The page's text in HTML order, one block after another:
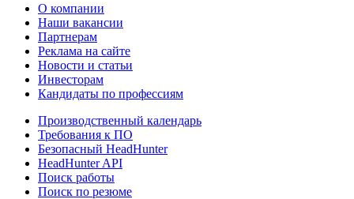
О компании
Наши вакансии
Партнерам
Реклама на сайте
Новости и статьи
Инвесторам
Кандидаты по профессиям
Производственный календарь
Требования к ПО
Безопасный HeadHunter
HeadHunter API
Поиск работы
Поиск по резюме